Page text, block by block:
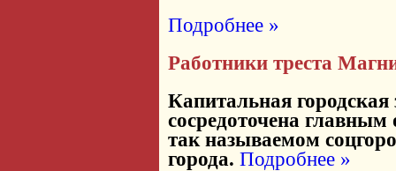
Подробнее »
Работники треста
Капитальная
сосредоточена
так называемом
города. Подробнее »